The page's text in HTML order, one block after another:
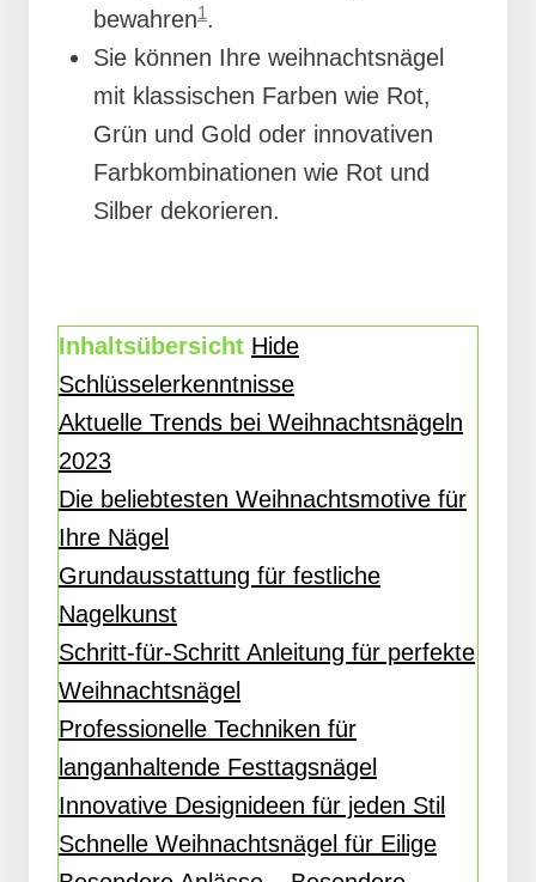
bewahren1.
Sie können Ihre weihnachtsnägel
mit klassischen Farben wie Rot,
Grün und Gold oder innovativen
Farbkombinationen wie Rot und
Silber dekorieren.
Inhaltsübersicht Hide
Schlüsselerkenntnisse
Aktuelle Trends bei Weihnachtsnägeln
2023
Die beliebtesten Weihnachtsmotive für
Ihre Nägel
Grundausstattung für festliche
Nagelkunst
Schritt-für-Schritt Anleitung für perfekte
Weihnachtsnägel
Professionelle Techniken für
langanhaltende Festtagsnägel
Innovative Designideen für jeden Stil
Schnelle Weihnachtsnägel für Eilige